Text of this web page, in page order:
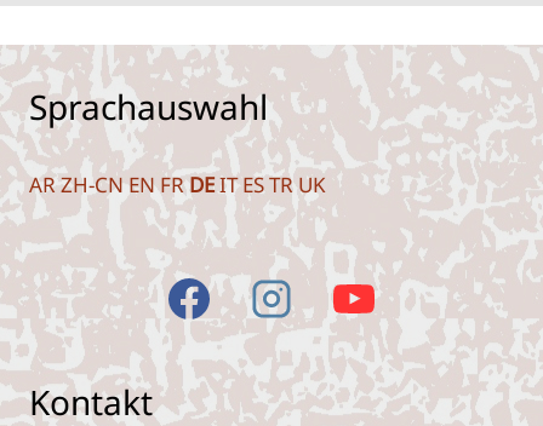
Sprachauswahl
ARZH-CNEN FRDEIT ESTR UK
Kontakt